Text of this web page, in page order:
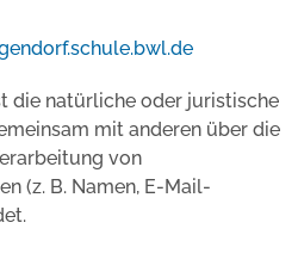
die natürliche oder juristische
mit anderen über die
von
(z. B. Namen, E-Mail-